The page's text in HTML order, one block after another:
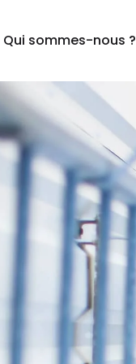
Qui sommes-nous ?